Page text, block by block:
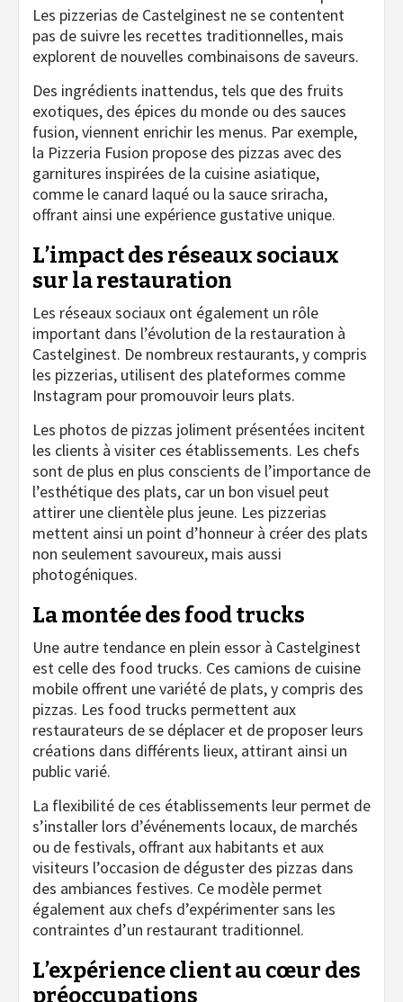
Les pizzerias de Castelginest ne se contentent
pas de suivre les recettes traditionnelles, mais
explorent de nouvelles combinaisons de saveurs.
Des ingrédients inattendus, tels que des fruits
exotiques, des épices du monde ou des sauces
fusion, viennent enrichir les menus. Par exemple,
la Pizzeria Fusion propose des pizzas avec des
garnitures inspirées de la cuisine asiatique,
comme le canard laqué ou la sauce sriracha,
offrant ainsi une expérience gustative unique.
L’impact des réseaux sociaux
sur la restauration
Les réseaux sociaux ont également un rôle
important dans l’évolution de la restauration à
Castelginest. De nombreux restaurants, y compris
les pizzerias, utilisent des plateformes comme
Instagram pour promouvoir leurs plats.
Les photos de pizzas joliment présentées incitent
les clients à visiter ces établissements. Les chefs
sont de plus en plus conscients de l’importance de
l’esthétique des plats, car un bon visuel peut
attirer une clientèle plus jeune. Les pizzerias
mettent ainsi un point d’honneur à créer des plats
non seulement savoureux, mais aussi
photogéniques.
La montée des food trucks
Une autre tendance en plein essor à Castelginest
est celle des food trucks. Ces camions de cuisine
mobile offrent une variété de plats, y compris des
pizzas. Les food trucks permettent aux
restaurateurs de se déplacer et de proposer leurs
créations dans différents lieux, attirant ainsi un
public varié.
La flexibilité de ces établissements leur permet de
s’installer lors d’événements locaux, de marchés
ou de festivals, offrant aux habitants et aux
visiteurs l’occasion de déguster des pizzas dans
des ambiances festives. Ce modèle permet
également aux chefs d’expérimenter sans les
contraintes d’un restaurant traditionnel.
L’expérience client au cœur des
préoccupations